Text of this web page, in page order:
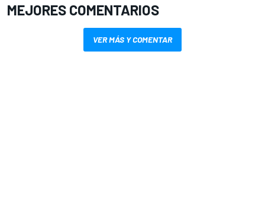
MEJORES COMENTARIOS
VER MÁS Y COMENTAR